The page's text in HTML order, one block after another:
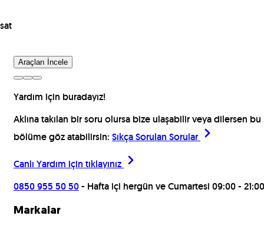
Araçları İncele
Yardım için buradayız!
Aklına takılan bir soru olursa bize ulaşabilir veya dilersen bu
bölüme göz atabilirsin: Sıkça Sorulan Sorular
Canlı Yardım için tıklayınız
0850 955 50 50- Hafta içi hergün ve Cumartesi 09:00 - 21:00
Markalar